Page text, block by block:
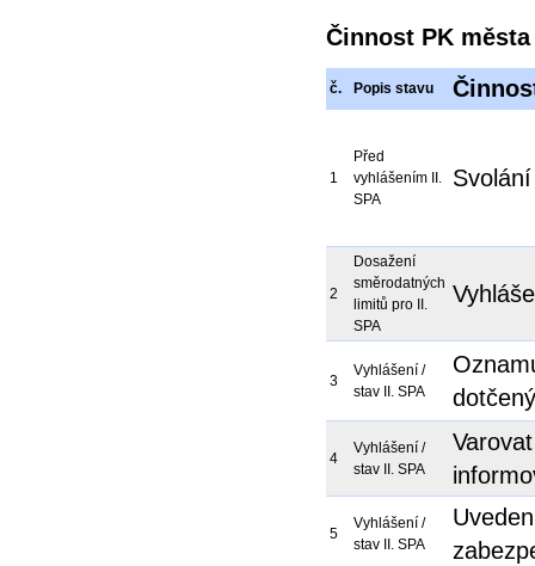
Činnost PK
č. Popis stavu
1
Před
vyhlášením II.
SPA
2
Dosažení
směrodatných
limitů pro II.
SPA
3
Vyhlášení /
stav II. SPA
4
Vyhlášení /
stav II. SPA
5
Vyhlášení /
stav II. SPA